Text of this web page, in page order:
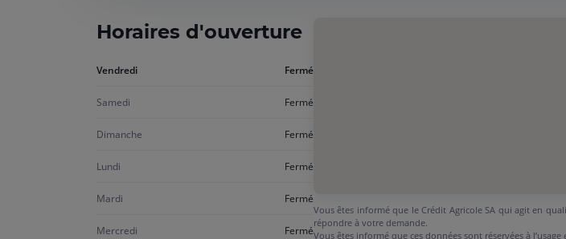
Horaires d'ouverture
VendrediAujourd'hui
Fermé
Samedi Fermé
Dimanche Fermé
Lundi Fermé
Mardi Fermé
Mercredi Fermé
Vous êtes informé que le Crédit Agricole SA qui agit en
répondre à votre demande.
Vous êtes informé que ces données sont réservées à